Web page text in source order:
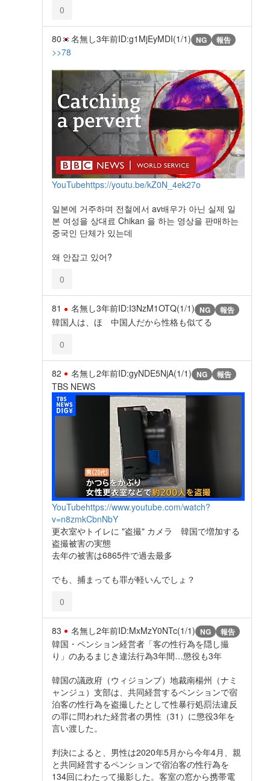
0
80 名無し3年前ID:g1MjEyMDI(1/1) NG 報告
>>78
YouTubehttps://youtu.be/kZ0N_4ek27o
일본에 거주하며 전철에서 av배우가 아닌 실제 일
본 여성을 상대료 Chikan 을 하는 영상을 판매하는
중국인 단체가 있는데
왜 안잡고 있어?
0
81 名無し3年前ID:I3NzM1OTQ(1/1) NG 報告
韓国人は、ほゞ中国人だから性格も似てる
0
82 名無し2年前ID:gyNDE5NjA(1/1) NG 報告
TBS NEWS
YouTubehttps://www.youtube.com/watch?
v=n8zmkCbnNbY
更衣室やトイレに "盗撮" カメラ 韓国で増加する
盗撮被害の実態
去年の被害は6865件で過去最多
でも、捕まっても罪が軽いんでしょ？
0
83 名無し2年前ID:MxMzY0NTc(1/1) NG 報告
韓国・ペンション経営者「客の性行為を隠し撮
り」のあるまじき違法行為3年間…懲役も3年
韓国の議政府（ウィジョンブ）地裁南楊州（ナミ
ャンジュ）支部は、共同経営するペンションで宿
泊客の性行為を盗撮したとして性暴行処罰法違反
の罪に問われた経営者の男性（31）に懲役3年を
言い渡した。
判決によると、男性は2020年5月から今年4月、親
と共同経営するペンションで宿泊客の性行為を
134回にわたって撮影した。客室の窓から携帯電